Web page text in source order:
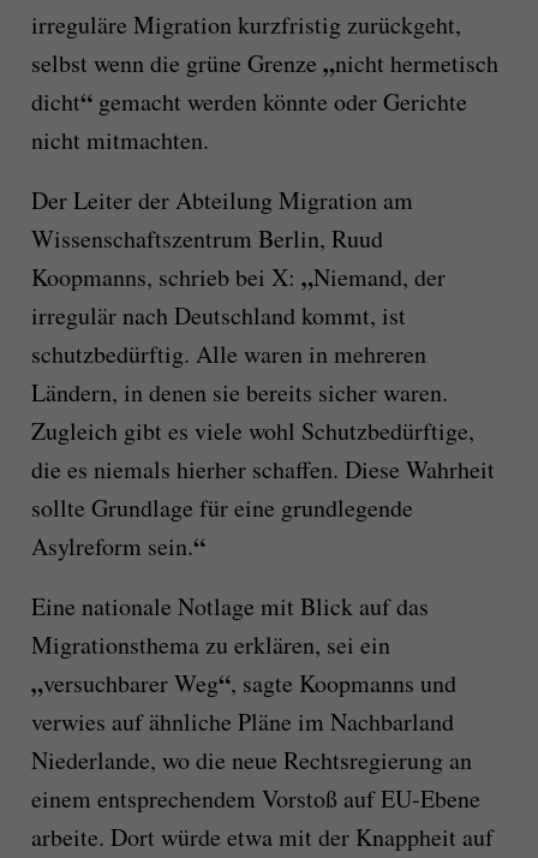
irreguläre Migration kurzfristig zurückgeht,
selbst wenn die grüne Grenze „nicht hermetisch
dicht“gemacht werden könnte oder Gerichte
nicht mitmachten.
Der Leiter der Abteilung Migration am
Wissenschaftszentrum Berlin, Ruud
Koopmanns, schrieb bei X: „Niemand, der
irregulär nach Deutschland kommt, ist
schutzbedürftig. Alle waren in mehreren
Ländern, in denen sie bereits sicher waren.
Zugleich gibt es viele wohl Schutzbedürftige,
die es niemals hierher schaffen. Diese Wahrheit
sollte Grundlage für eine grundlegende
Asylreform sein.“
Eine nationale Notlage mit Blick auf das
Migrationsthema zu erklären, sei ein
„versuchbarer Weg“, sagte Koopmanns und
verwies auf ähnliche Pläne im Nachbarland
Niederlande, wo die neue Rechtsregierung an
einem entsprechendem Vorstoß auf EU-Ebene
arbeite. Dort würde etwa mit der Knappheit auf